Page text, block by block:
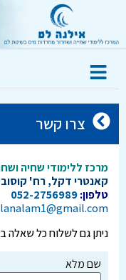
צרו קשר
מרכז ללימודי שחיה
קאנטרי דקל, רח' קוסובסקי 69, תל-אביב
טלפון:052-2756989
ניתן גם לשלוח כל שאלה
שם מלא